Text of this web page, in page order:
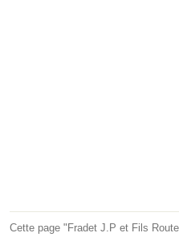
Cette page "Fradet J.P et Fils